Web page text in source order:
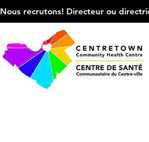
Nous recrutons! Directeur ou